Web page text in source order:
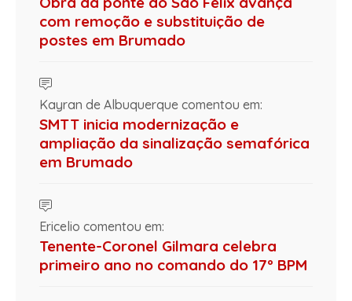
com remoção e substituição de
postes em Brumado
Kayran de Albuquerque comentou em:
SMTT inicia modernização e
ampliação da sinalização semafórica
em Brumado
Ericelio comentou em:
Tenente-Coronel Gilmara celebra
primeiro ano no comando do 17º BPM